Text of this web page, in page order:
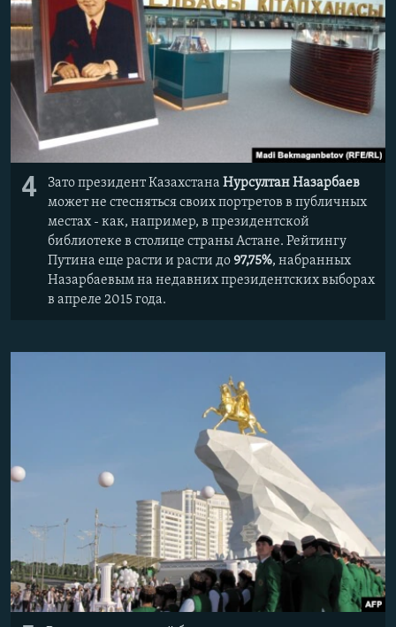
4 Зато президент Казахстана Нурсултан Назарбаев
может не стесняться своих портретов в публичных
местах - как, например, в президентской
библиотеке в столице страны Астане. Рейтингу
Путина еще расти и расти до 97,75%, набранных
Назарбаевым на недавних президентских выборах
в апреле 2015 года.